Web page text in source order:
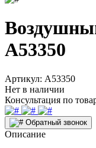
A53350
Артикул: A53350
Нет в наличии
Консультация по
Обратный звонок
Описание